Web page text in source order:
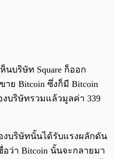
นบริษัท Square ก็ออก
ย Bitcoin ซึ่งก็มี Bitcoin
งบริษัทรวมแล้วมูลค่า 339
งบริษัทนั้นได้รับแรงผลักดัน
อว่า Bitcoin นั้นจะกลายมา